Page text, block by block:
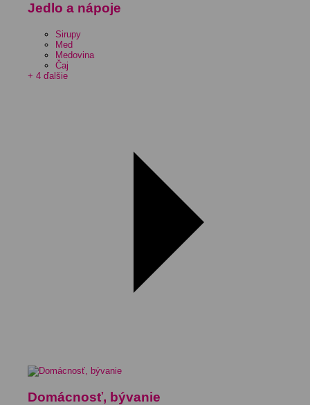
Jedlo a nápoje
Sirupy
Med
Medovina
Čaj
+ 4 ďalšie
Domácnosť, bývanie